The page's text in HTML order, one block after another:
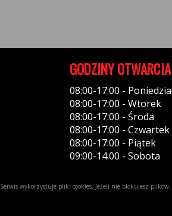
GODZINY OTWARCIA
08:00-17:00 -
08:00-17:00 - Wtorek
08:00-17:00 - Środa
08:00-17:00 - Czwartek
08:00-17:00 - Piątek
09:00-14:00 - Sobota
Serwis wykorzystuje pliki cookies. Jeżeli nie blokujesz